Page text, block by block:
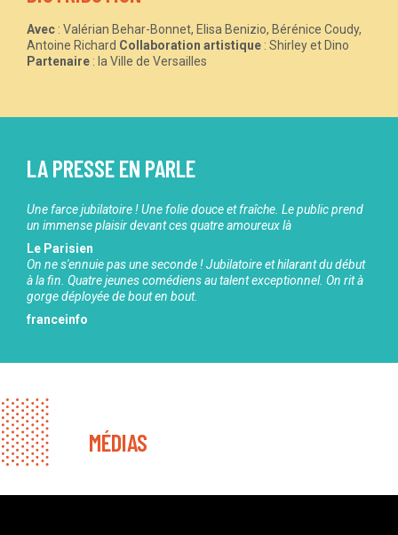
Avec : Valérian Behar-Bonnet, Elisa Benizio, Bérénice Coudy,
Antoine Richard Collaboration artistique : Shirley et Dino
Partenaire : la Ville de Versailles
LA PRESSE EN PARLE
Une farce jubilatoire ! Une folie douce et fraîche. Le public prend
un immense plaisir devant ces quatre amoureux là
Le Parisien
On ne s'ennuie pas une seconde ! Jubilatoire et hilarant du début
à la fin. Quatre jeunes comédiens au talent exceptionnel. On rit à
gorge déployée de bout en bout.
franceinfo
MÉDIAS